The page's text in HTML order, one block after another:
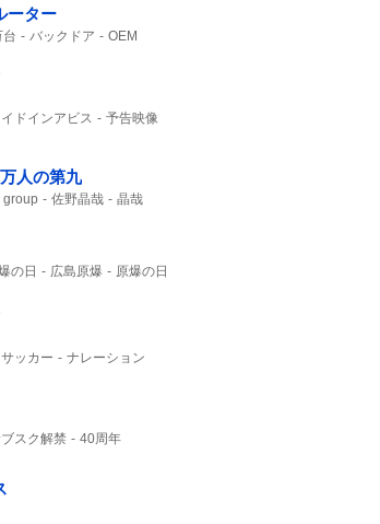
ーター
台 バックドア
OEM
イドインアビス
予告映像
人の第九
group 佐野晶哉 晶哉
の日 広島原爆 原爆の日
サッカー ナレーション
スク解禁
40周年